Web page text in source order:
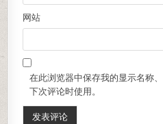
网站
在此浏览器中保存我的显示名称
下次评论时使用。